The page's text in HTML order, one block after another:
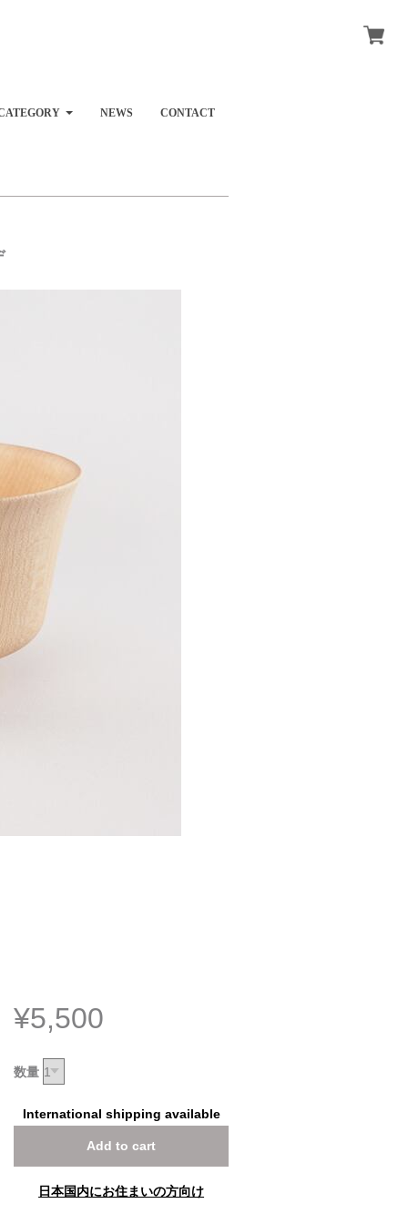
NEWS CONTACT
¥5,500
数量
International shipping available
Add to cart
日本国内にお住まいの方向け